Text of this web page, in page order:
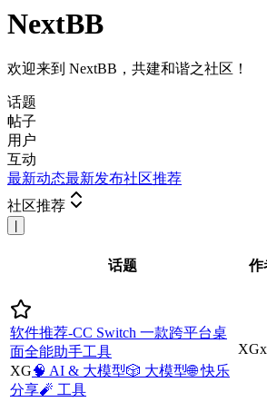
NextBB
欢迎来到 NextBB，共建和谐之社区！
话题
帖子
用户
互动
最新动态最新发布社区推荐
社区推荐
话题 作
软件推荐-CC Switch 一款跨平台桌
面全能助手工具
XG🧠 AI & 大模型🎲 大模型🌐 快乐
分享🧨 工具
XG